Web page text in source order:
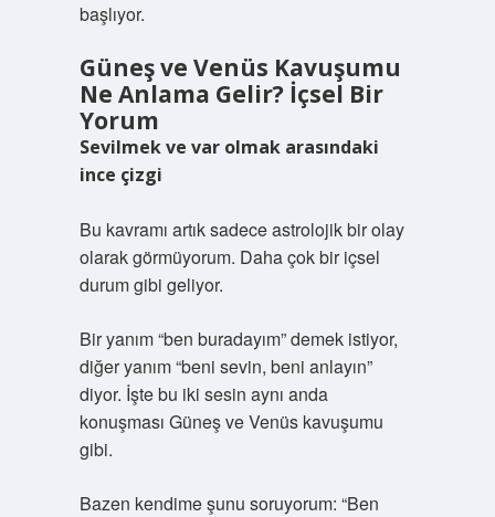
başlıyor.
Güneş ve Venüs Kavuşumu
Ne Anlama Gelir? İçsel Bir
Yorum
Sevilmek ve var olmak arasındaki
ince çizgi
Bu kavramı artık sadece astrolojik bir olay
olarak görmüyorum. Daha çok bir içsel
durum gibi geliyor.
Bir yanım “ben buradayım” demek istiyor,
diğer yanım “beni sevin, beni anlayın”
diyor. İşte bu iki sesin aynı anda
konuşması Güneş ve Venüs kavuşumu
gibi.
Bazen kendime şunu soruyorum: “Ben